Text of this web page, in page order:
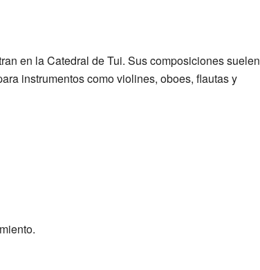
en la Catedral de Tui. Sus composiciones suelen
instrumentos como violines, oboes, flautas y